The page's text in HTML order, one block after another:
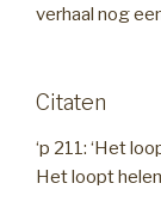
verhaal nog
Citaten
‘p 211: ‘Het
Het loopt